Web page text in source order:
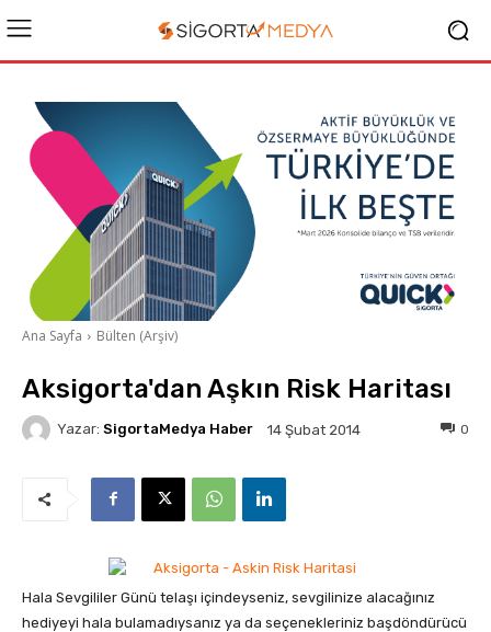
Ana Sayfa Bülten (Arşiv)
Aksigorta'dan Aşkın Risk Haritası
Yazar: SigortaMedya Haber 14 Şubat 2014 0
Hala Sevgililer Günü telaşı içindeyseniz, sevgilinize alacağınız
hediyeyi hala bulamadıysanız ya da seçenekleriniz başdöndürücü